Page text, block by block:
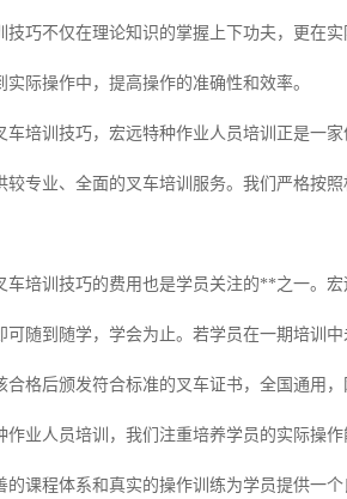
技巧不仅在理论知识的掌握上下功夫，更在
实际操作中，提高操作的准确性和效率。
车培训技巧，宏远特种作业人员培训正是一
较专业、全面的叉车培训服务。我们严格按
车培训技巧的费用也是学员关注的**之一。
可随到随学，学会为止。若学员在一期培训
合格后颁发符合标准的叉车证书，全国通用
作业人员培训，我们注重培养学员的实际操
的课程体系和真实的操作训练为学员提供一